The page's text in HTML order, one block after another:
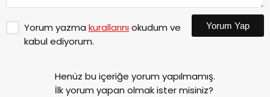
Yorum yazma kurallarınıokudum ve
kabul ediyorum.
Yorum Yap
Henüz bu içeriğe yorum yapılmamış.
İlk yorum yapan olmak ister misiniz?